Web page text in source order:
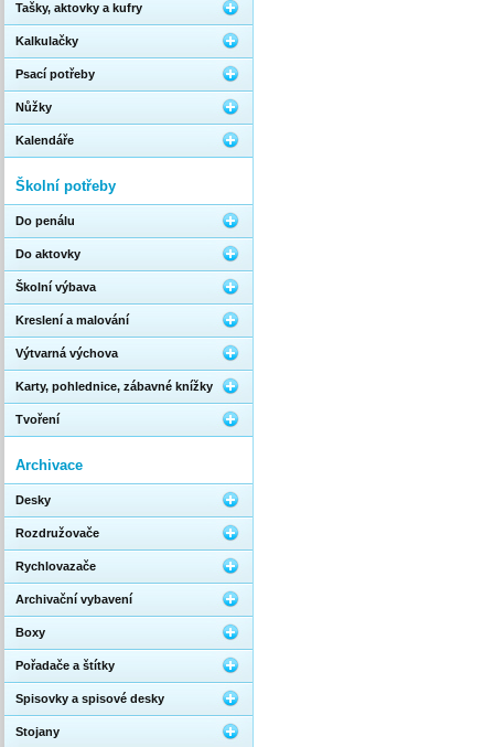
Tašky, aktovky a kufry
Kalkulačky
Psací potřeby
Nůžky
Kalendáře
Školní potřeby
Do penálu
Do aktovky
Školní výbava
Kreslení a malování
Výtvarná výchova
Karty, pohlednice, zábavné knížky
Tvoření
Archivace
Desky
Rozdružovače
Rychlovazače
Archivační vybavení
Boxy
Pořadače a štítky
Spisovky a spisové desky
Stojany